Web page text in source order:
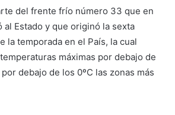
del frente frío número 33 que en
al Estado y que originó la sexta
la temporada en el País, la cual
máximas por debajo de
debajo de los 0ºC las zonas más